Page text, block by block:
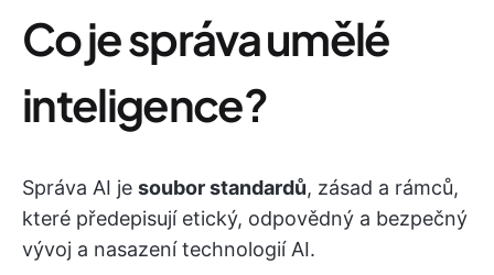
Co je správa umělé
inteligence?
Správa AI je soubor standardů, zásad a rámců,
které předepisují etický, odpovědný a bezpečný
vývoj a nasazení technologií AI.